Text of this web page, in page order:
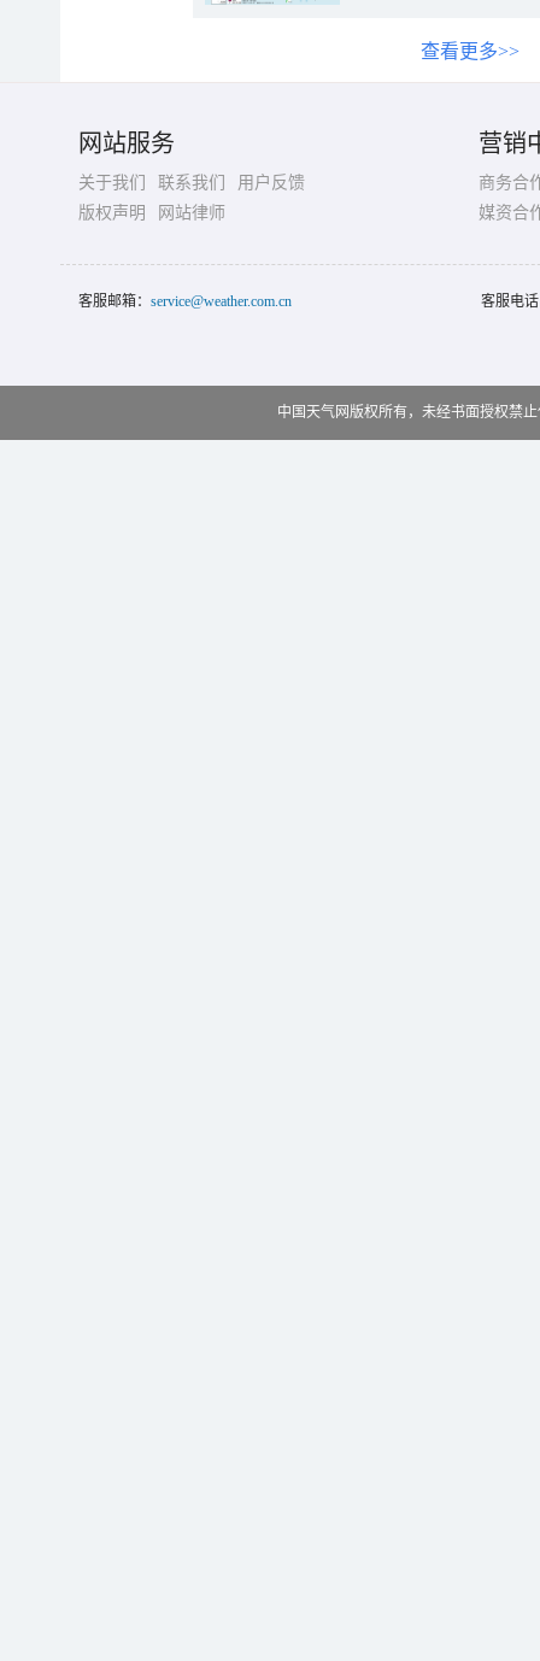
查看更多>>
网站服务
关于我们 联系我们
用户反馈
版权声明
网站律师
营销
商务合
媒资合
客服邮箱： service@weather.com.cn 客服电
中国天气网版权所有，未经书面授权